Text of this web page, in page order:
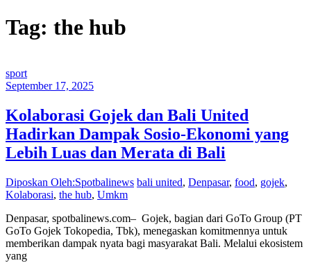
Tag: the hub
sport
September 17, 2025
Kolaborasi Gojek dan Bali United
Hadirkan Dampak Sosio-Ekonomi yang
Lebih Luas dan Merata di Bali
Diposkan Oleh:Spotbalinews bali united, Denpasar, food, gojek,
Kolaborasi, the hub, Umkm
Denpasar, spotbalinews.com– Gojek, bagian dari GoTo Group (PT
GoTo Gojek Tokopedia, Tbk), menegaskan komitmennya untuk
memberikan dampak nyata bagi masyarakat Bali. Melalui ekosistem
yang